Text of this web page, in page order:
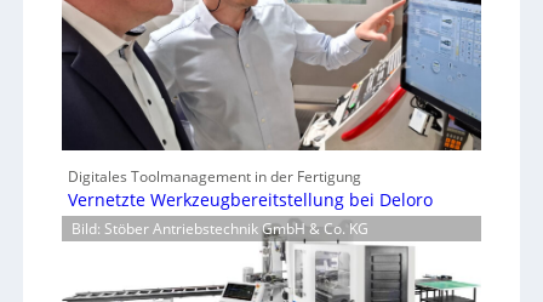
Digitales Toolmanagement in der Fertigung
Vernetzte Werkzeugbereitstellung bei Deloro
Bild: Stöber Antriebstechnik GmbH & Co. KG